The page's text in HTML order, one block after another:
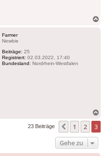
Farmer
Newbie
Beiträge: 25
Registriert: 02.03.2022, 17:40
Bundesland: Nordrhein-Westfalen
23 Beiträge Vorherige
1 2 3
Gehe zu